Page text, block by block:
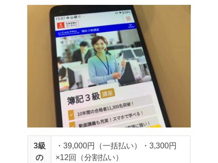
3級
の
・39,000円（一括払い）
・3,300円
×12回（分割払い）